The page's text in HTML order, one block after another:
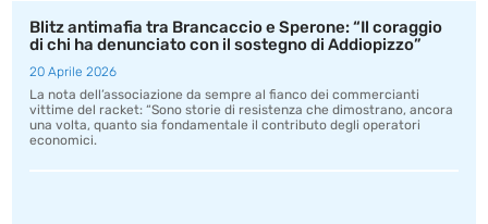
Blitz antimafia tra Brancaccio e Sperone: “Il coraggio
di chi ha denunciato con il sostegno di Addiopizzo”
20 Aprile 2026
La nota dell’associazione da sempre al fianco dei commercianti
vittime del racket: “Sono storie di resistenza che dimostrano, ancora
una volta, quanto sia fondamentale il contributo degli operatori
economici.